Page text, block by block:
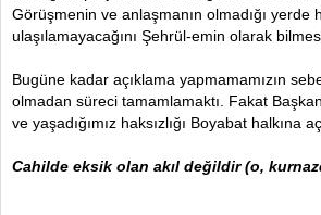
Görüşmenin ve anlaşmanın olmadığı
ulaşılamayacağını Şehrül-emin olarak
Bugüne kadar açıklama yapmamamızın
olmadan süreci tamamlamaktı. Fakat
ve yaşadığımız haksızlığı Boyabat halkına
Cahilde eksik olan akıl değildir (o,